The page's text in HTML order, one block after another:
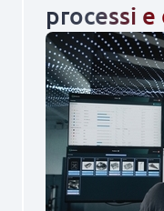
processi